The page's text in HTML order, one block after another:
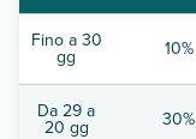
Fino a 30
gg 10%
Da 29 a
20 gg 30%